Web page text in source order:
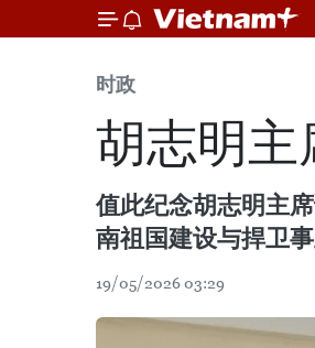
时政
胡志明主
值此纪念胡志明主
南祖国建设与捍卫
19/05/2026 03:29